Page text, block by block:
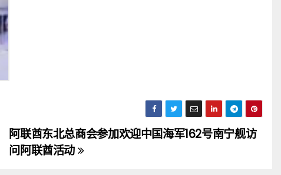
阿联酋东北总商会参加欢迎中国海军162号南宁舰访
问阿联酋活动